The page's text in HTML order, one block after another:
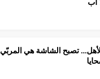
تصبح الشاشة هي المربّي